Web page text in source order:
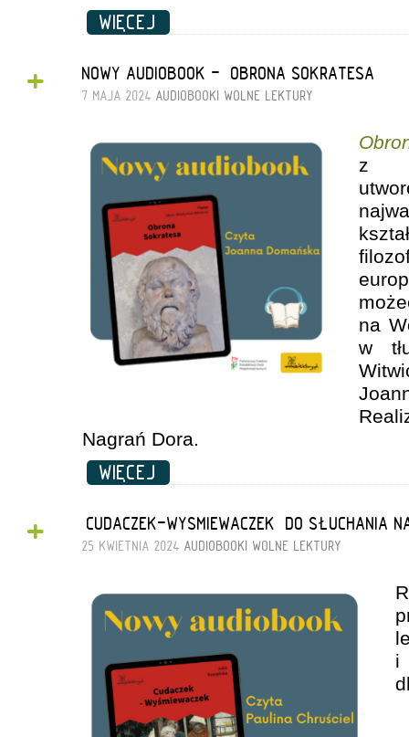
WIĘCEJ
+ NOWY AUDIOBOOK - „OBRONA SOKRATESA”
7 MAJA 2024 AUDIOBOOKI WOLNE LEKTURY
z
na
w
Nagrań Dora.
WIĘCEJ
+ „CUDACZEK-WYSMIEWACZEK” DO SŁUCHANIA
25 KWIETNIA 2024 AUDIOBOOKI WOLNE LEKTURY
i